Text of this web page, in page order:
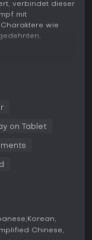
verbindet dieser
mit
wie
mit freier
Hub-Gebiete
Action mit Ki-
System, das
wird. Der
Mechaniken
von Tieren
on Tablet
Korean
Chinese